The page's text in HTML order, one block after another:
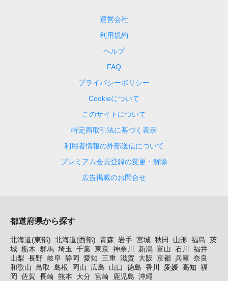
運営会社
利用規約
ヘルプ
FAQ
プライバシーポリシー
Cookieについて
このサイトについて
特定商取引法に基づく表示
利用者情報の外部送信について
プレミアム会員登録の変更・解除
広告掲載のお問合せ
都道府県から探す
北海道(東部) 北海道(西部) 青森 岩手 宮城 秋田 山形 福島 茨
城 栃木 群馬 埼玉 千葉 東京 神奈川 新潟 富山 石川
福井
山梨 長野 岐阜 静岡 愛知 三重 滋賀 大阪 京都 兵庫 奈良
和歌山
鳥取 島根 岡山 広島 山口 徳島 香川 愛媛 高知 福
岡
佐賀 長崎 熊本 大分 宮崎 鹿児島 沖縄